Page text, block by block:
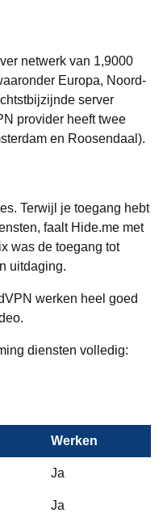
netwerk van 1,9000
Europa, Noord-
server
provider heeft twee
en Roosendaal).
Terwijl je toegang hebt
faalt Hide.me met
was de toegang tot
uitdaging.
werken heel goed
diensten volledig:
Werken
Ja
Ja